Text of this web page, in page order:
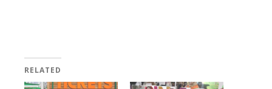
RELATED